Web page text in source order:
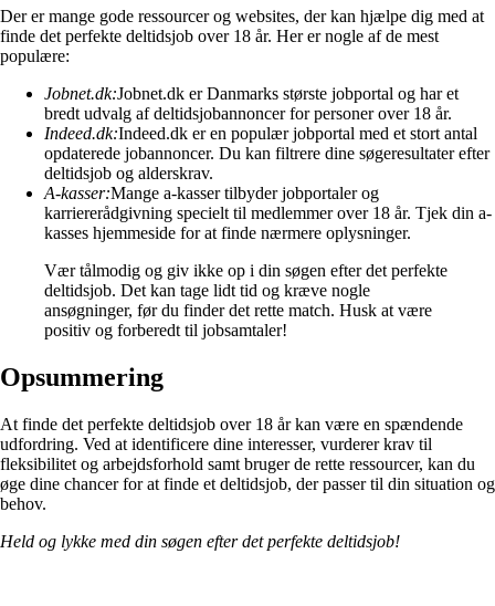
Der er mange gode ressourcer og websites, der kan hjælpe dig med at
finde det perfekte deltidsjob over 18 år. Her er nogle af de mest
populære:
Jobnet.dk:Jobnet.dk er Danmarks største jobportal og har et
bredt udvalg af deltidsjobannoncer for personer over 18 år.
Indeed.dk:Indeed.dk er en populær jobportal med et stort antal
opdaterede jobannoncer. Du kan filtrere dine søgeresultater efter
deltidsjob og alderskrav.
A-kasser:Mange a-kasser tilbyder jobportaler og
karriererådgivning specielt til medlemmer over 18 år. Tjek din a-
kasses hjemmeside for at finde nærmere oplysninger.
Vær tålmodig og giv ikke op i din søgen efter det perfekte
deltidsjob. Det kan tage lidt tid og kræve nogle
ansøgninger, før du finder det rette match. Husk at være
positiv og forberedt til jobsamtaler!
Opsummering
At finde det perfekte deltidsjob over 18 år kan være en spændende
udfordring. Ved at identificere dine interesser, vurderer krav til
fleksibilitet og arbejdsforhold samt bruger de rette ressourcer, kan du
øge dine chancer for at finde et deltidsjob, der passer til din situation og
behov.
Held og lykke med din søgen efter det perfekte deltidsjob!